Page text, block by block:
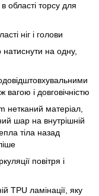
області торсу для
ніг і голови
натиснути на одну,
і довговічністю
нетканий матеріал,
шар на внутрішній
тіла назад
повітря і
TPU ламінації, яку